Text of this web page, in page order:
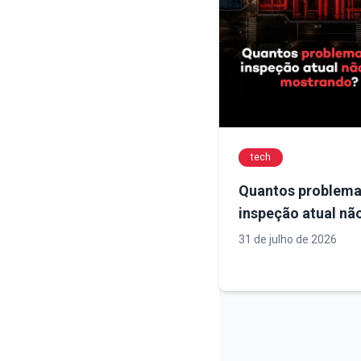
tech
Quantos
inspeção atual
mostrando? A
31 de julho de 2026